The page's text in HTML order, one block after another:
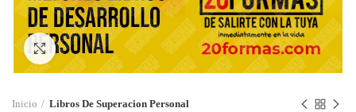
Click to enlarge
Inicio Libros De Superacion Personal